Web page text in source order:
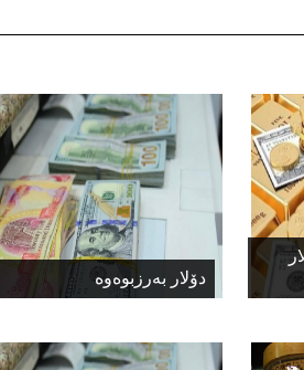
دۆلار بەرزبوەوە